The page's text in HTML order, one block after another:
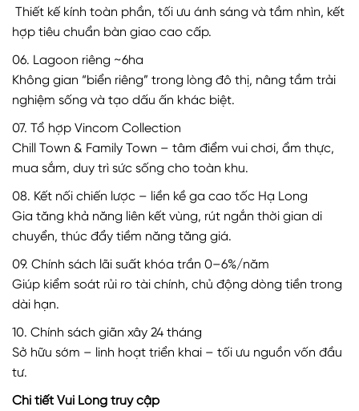
Thiết kế kính toàn phần, tối ưu ánh sáng và tầm nhìn, kết
hợp tiêu chuẩn bàn giao cao cấp.
06. Lagoon riêng ~6ha
Không gian “biển riêng” trong lòng đô thị, nâng tầm trải
nghiệm sống và tạo dấu ấn khác biệt.
07. Tổ hợp Vincom Collection
Chill Town & Family Town – tâm điểm vui chơi, ẩm thực,
mua sắm, duy trì sức sống cho toàn khu.
08. Kết nối chiến lược – liền kề ga cao tốc Hạ Long
Gia tăng khả năng liên kết vùng, rút ngắn thời gian di
chuyển, thúc đẩy tiềm năng tăng giá.
09. Chính sách lãi suất khóa trần 0–6%/năm
Giúp kiểm soát rủi ro tài chính, chủ động dòng tiền trong
dài hạn.
10. Chính sách giãn xây 24 tháng
Sở hữu sớm – linh hoạt triển khai – tối ưu nguồn vốn đầu
tư.
Chi tiết Vui Lòng truy cập